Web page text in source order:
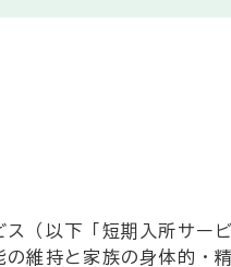
（以下「短期入所サー
維持と家族の身体的・